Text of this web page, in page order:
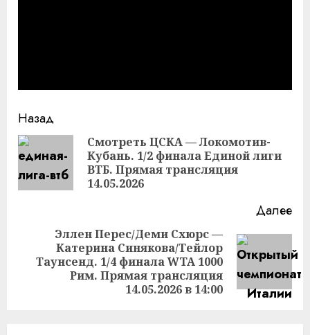
Продолжить
чтение
Назад
Смотреть ЦСКА — Локомотив-
Кубань. 1/2 финала Единой лиги
ВТБ. Прямая трансляция
14.05.2026
Далее
Следующая
Эллен Перес/Деми Схюрс —
Катерина Синякова/Тейлор
Таунсенд. 1/4 финала WTA 1000
Рим. Прямая трансляция
14.05.2026 в 14:00